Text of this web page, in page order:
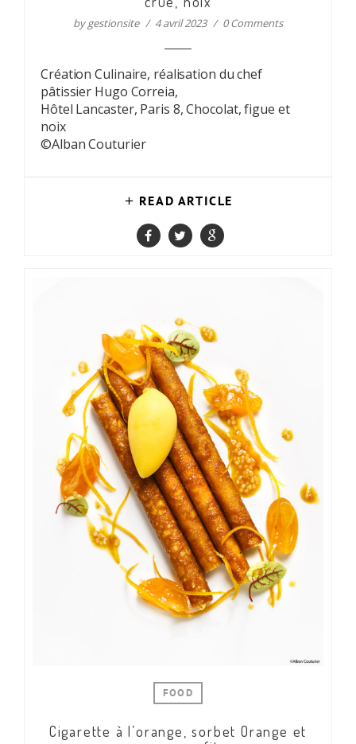
bygestionsite 4 avril 2023 0 Comments
Création Culinaire, réalisation du chef
pâtissier Hugo Correia,
Hôtel Lancaster, Paris 8, Chocolat, figue et
noix
©Alban Couturier
READ ARTICLE
FOOD
Cigarette à l’orange, sorbet Orange et